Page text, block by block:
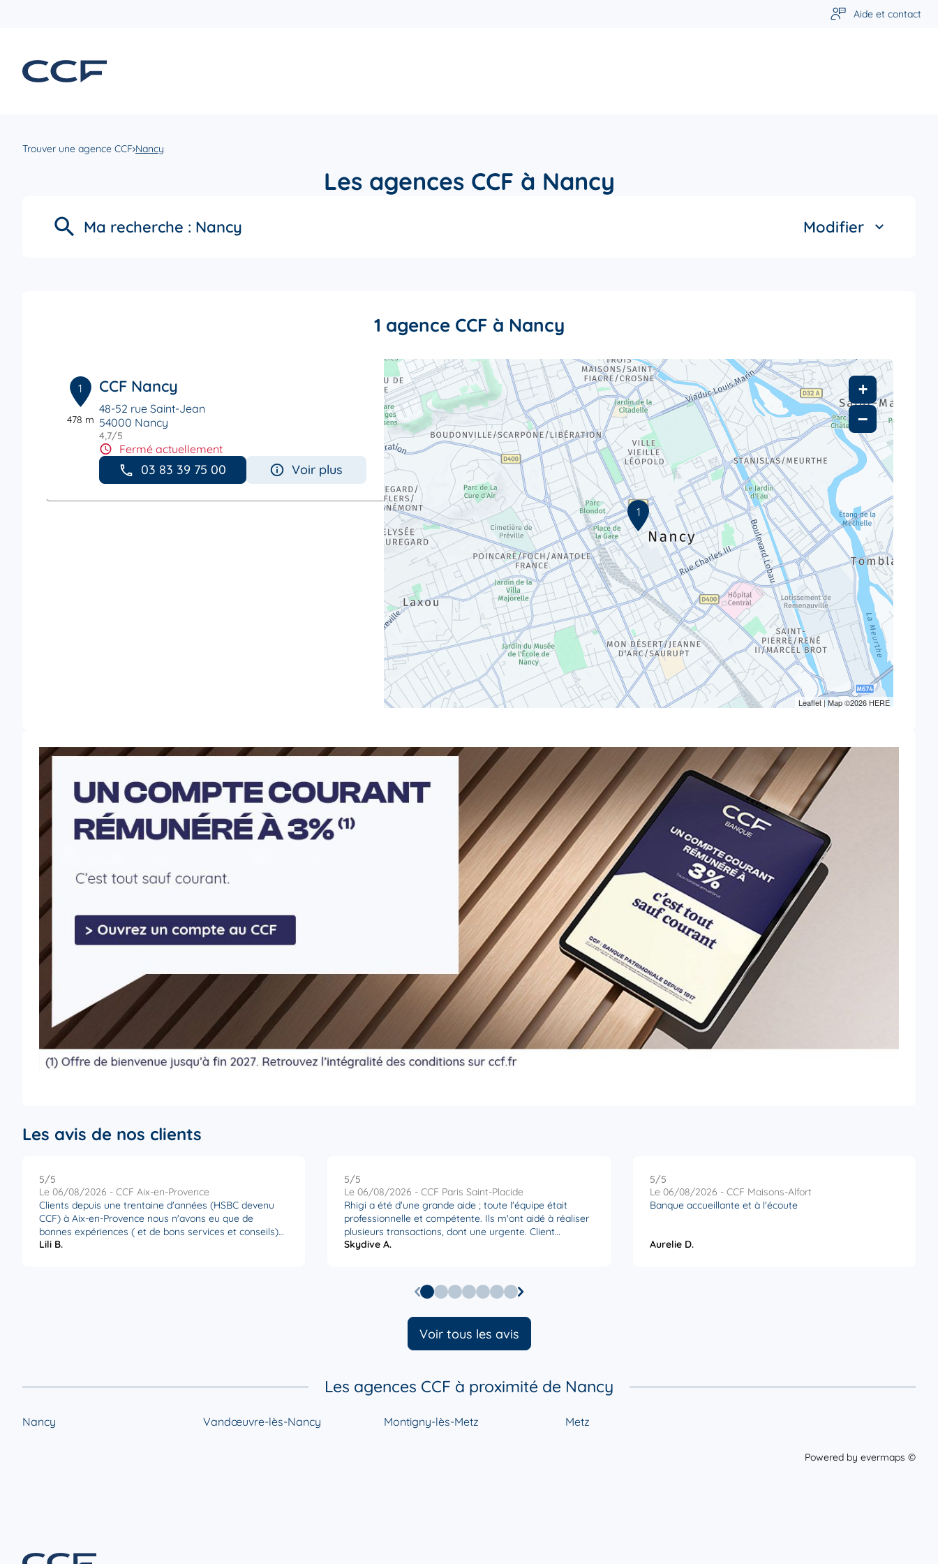
Aide et contact
Trouver une agence CCF Nancy
Les agences CCF à Nancy
Ma recherche : Nancy Modifier
1 agence CCF à Nancy
1
478 m
CCF Nancy
48-52 rue Saint-Jean
54000 Nancy
4,7/5
Fermé actuellement
03 83 39 75 00 Voir plus
1
+
−
Leaflet| Map ©2026 HERE
Les avis de nos clients
5/5
Le 06/08/2026 - CCF Aix-en-Provence
Clients depuis une trentaine d'années (HSBC devenu
CCF) à Aix-en-Provence nous n'avons eu que de
bonnes expériences ( et de bons services et conseils)
de la part de l' équipe que ce soit le directeur d'agence
Lili B.
5/5
Le 06/08/2026 - CCF Paris Saint-Placide
Rhigi a été d'une grande aide ; toute l'équipe était
professionnelle et compétente. Ils m'ont aidé à réaliser
plusieurs transactions, dont une urgente. Client
satisfait. Merci Agence St Placide
Skydive A.
5/5
Le 06/08/2026 - CCF Maisons-Alfort
Banque accueillante et à l'écoute
Aurelie D.
Voir tous les avis
Les agences CCF à proximité de Nancy
Nancy Vandœuvre-lès-Nancy Montigny-lès-Metz Metz
Powered by evermaps ©